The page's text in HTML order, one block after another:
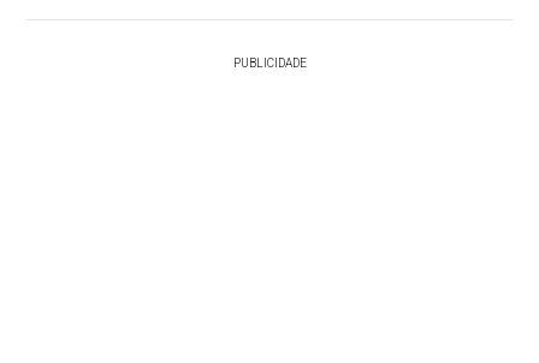
PUBLICIDADE